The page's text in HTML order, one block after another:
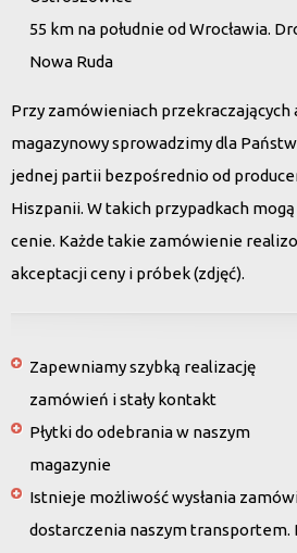
55 km na południe od Wrocławia.
Nowa Ruda
Przy zamówieniach przekraczających
magazynowy sprowadzimy dla
jednej partii bezpośrednio od
Hiszpanii. W takich przypadkach
cenie. Każde takie zamówienie
akceptacji ceny i próbek (zdjęć).
Zapewniamy szybką realizację
zamówień i stały kontakt
Płytki do odebrania w naszym
magazynie
Istnieje możliwość wysłania
dostarczenia naszym transportem.